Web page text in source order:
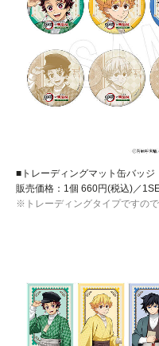
■トレーディングマット缶バッ
販売価格：1個 660円(税込)／
※トレーディングタイプですので